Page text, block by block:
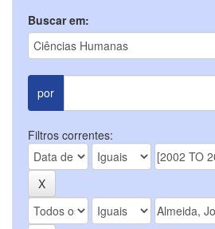
Buscar em:
por
Filtros correntes: